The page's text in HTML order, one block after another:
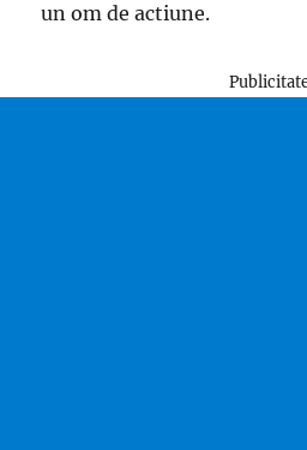
un om de actiune.